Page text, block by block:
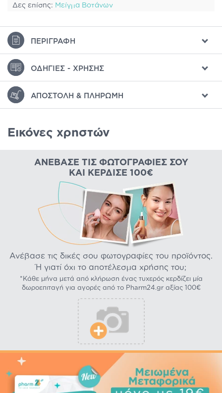
Δες επίσης: Μείγμα Βοτάνων
ΠΕΡΙΓΡΑΦΉ
ΟΔΗΓΊΕΣ - ΧΡΉΣΗΣ
ΑΠΟΣΤΟΛΉ & ΠΛΗΡΩΜΉ
Εικόνες χρηστών
ΑΝΈΒΑΣΕ ΤΙΣ ΦΩΤΟΓΡΑΦΊΕΣ ΣΟΥ
ΚΑΙ ΚΈΡΔΙΣΕ 100€
Ανέβασε τις δικές σου φωτογραφίες του προϊόντος.
Ή γιατί όχι το αποτέλεσμα χρήσης του;
*Κάθε μήνα μετά από κλήρωση ένας τυχερός κερδίζει μία
δωροεπιταγή για αγορές από το Pharm24.gr αξίας 100€